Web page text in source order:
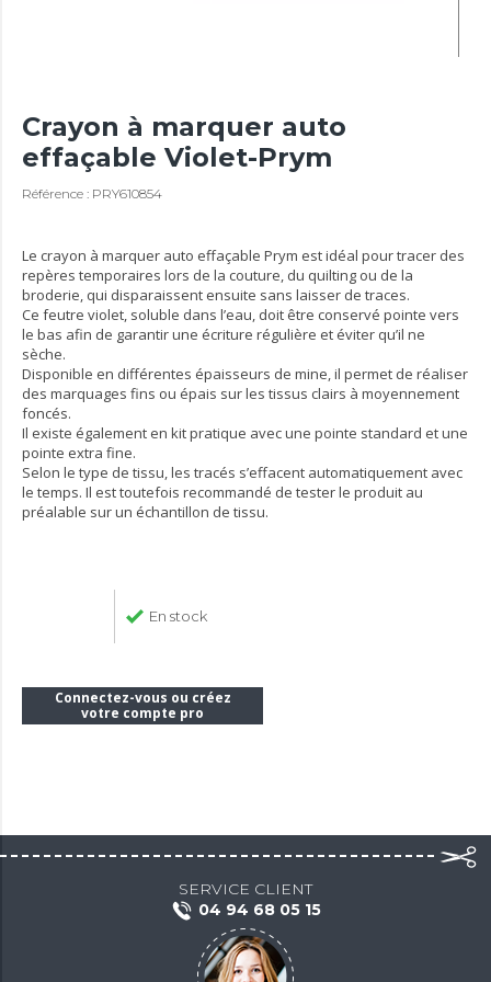
Crayon à marquer auto
effaçable Violet-Prym
Référence : PRY610854
Le crayon à marquer auto effaçable Prym est idéal pour tracer des
repères temporaires lors de la couture, du quilting ou de la
broderie, qui disparaissent ensuite sans laisser de traces.
Ce feutre violet, soluble dans l’eau, doit être conservé pointe vers
le bas afin de garantir une écriture régulière et éviter qu’il ne
sèche.
Disponible en différentes épaisseurs de mine, il permet de réaliser
des marquages fins ou épais sur les tissus clairs à moyennement
foncés.
Il existe également en kit pratique avec une pointe standard et une
pointe extra fine.
Selon le type de tissu, les tracés s’effacent automatiquement avec
le temps. Il est toutefois recommandé de tester le produit au
préalable sur un échantillon de tissu.
En stock
Connectez-vous ou créez
votre compte pro
SERVICE CLIENT
04 94 68 05 15